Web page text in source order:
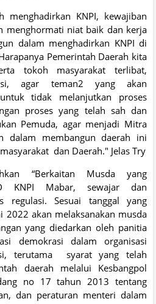
KNPI, kewajiban
niat baik dan kerja
dalam menghadirkan KNPI di
Pemerintah Daerah kita
tokoh masyarakat terlibat,
agar teman2 yang akan
tidak melanjutkan proses
proses yang telah sah dan
Pemuda, agar menjadi Mitra
dalam membangun daerah ini
dan Daerah." Jelas Try
“Berkaitan Musda yang
KNPI Mabar, sewajar dan
regulasi. Sesuai tanggal yang
2022 akan melaksanakan musda
yang diedarkan oleh panitia
demokrasi dalam organisasi
terutama syarat yang telah
daerah melalui Kesbangpol
no 17 tahun 2013 tentang
dan peraturan menteri dalam